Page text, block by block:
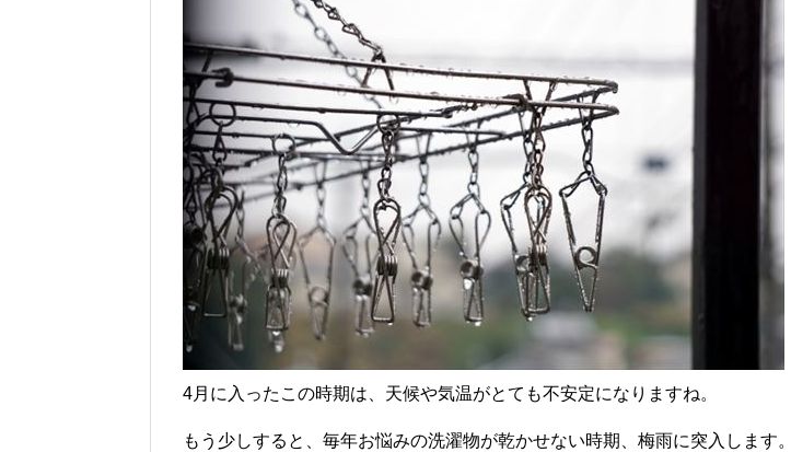
4月に入ったこの時期は、天候や気温がとても不安定になりますね。
もう少しすると、毎年お悩みの洗濯物が乾かせない時期、梅雨に突入します。